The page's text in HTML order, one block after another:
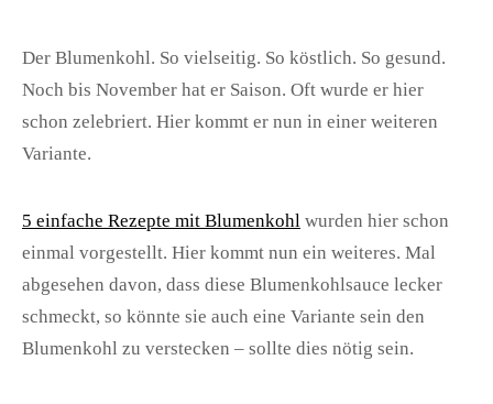
Der Blumenkohl. So vielseitig. So köstlich. So gesund.
Noch bis November hat er Saison. Oft wurde er hier
schon zelebriert. Hier kommt er nun in einer weiteren
Variante.
5 einfache Rezepte mit Blumenkohl wurden hier schon
einmal vorgestellt. Hier kommt nun ein weiteres. Mal
abgesehen davon, dass diese Blumenkohlsauce lecker
schmeckt, so könnte sie auch eine Variante sein den
Blumenkohl zu verstecken – sollte dies nötig sein.